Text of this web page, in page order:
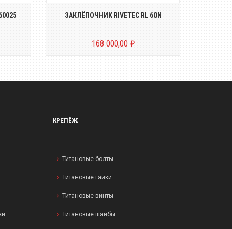
ЗАКЛЁПОЧНИК RIVETEC RL 60N
168 000,00 ₽
КРЕПЁЖ
Титановые болты
Титановые гайки
Титановые винты
Титановые шайбы